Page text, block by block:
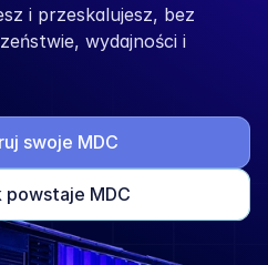
i przeskalujesz, bez
wydajności i
swoje MDC
powstaje MDC